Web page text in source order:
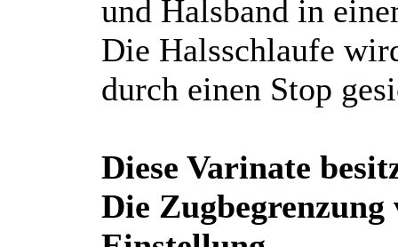
und Halsband in
Die Halsschlaufe
durch einen Stop
Diese Varinate
Die